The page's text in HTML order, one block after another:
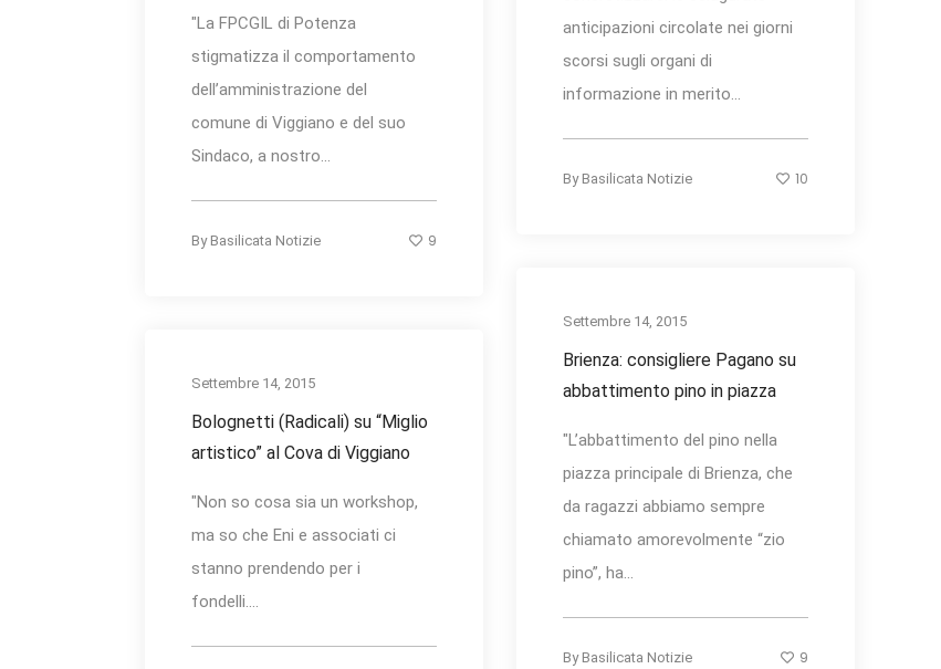
anticipazioni circolate nei giorni
scorsi sugli organi di
informazione in merito...
By Basilicata Notizie 10
"La FPCGIL di Potenza
stigmatizza il comportamento
dell’amministrazione del
comune di Viggiano e del suo
Sindaco, a nostro...
By Basilicata Notizie 9
Settembre 14, 2015
Brienza: consigliere Pagano su
abbattimento pino in piazza
"L’abbattimento del pino nella
piazza principale di Brienza, che
da ragazzi abbiamo sempre
chiamato amorevolmente “zio
pino”, ha...
By Basilicata Notizie 9
Settembre 14, 2015
Bolognetti (Radicali) su “Miglio
artistico” al Cova di Viggiano
"Non so cosa sia un workshop,
ma so che Eni e associati ci
stanno prendendo per i
fondelli....